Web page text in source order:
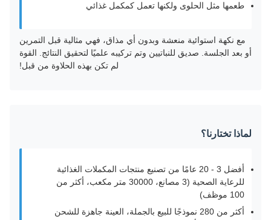
طعمها مثل الحلوى ولكنها تعمل كمكمل غذائي
مع نكهة استوائية منعشة وبدون أي مذاق، فهي مثالية قبل التمرين
أو بعد الجلسة. صديق للنباتيين وتم تركيبه علميًا لتحقيق النتائج. القوة
لم تكن بهذه الحلاوة من قبل!
لماذا تختارنا؟
أفضل 3 - 20 عامًا من تصنيع منتجات المكملات الغذائية
للرعاية الصحية (3 مصانع، 30000 متر مكعب، أكثر من
100 موظف)
أكثر من 280 نموذجًا للبيع بالجملة، العينة جاهزة للشحن